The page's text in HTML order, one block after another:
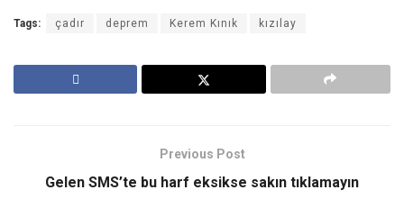
Tags: çadır deprem Kerem Kınık kızılay
Previous Post
Gelen SMS’te bu harf eksikse sakın tıklamayın